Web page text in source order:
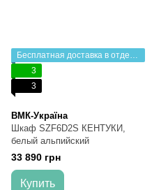
Бесплатная доставка в отделение НП
3
3
ВМК-Україна
Шкаф SZF6D2S КЕНТУКИ,
белый альпийский
33 890 грн
Купить